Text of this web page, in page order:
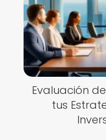
Evaluación
tus